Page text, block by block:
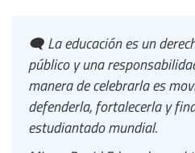
🗨️ La educación es un
público y una
manera de celebrarla es
defenderla, fortalecerla y
estudiantado mundial.